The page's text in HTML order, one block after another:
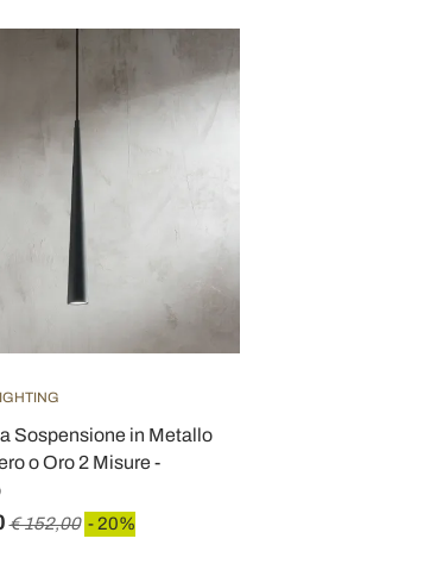
Sospensione in Metallo
o Oro 2 Misure -
€ 152,00 - 20%